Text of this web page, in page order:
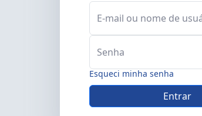
E-mail ou nome de
Senha
Esqueci minha senha
Entrar